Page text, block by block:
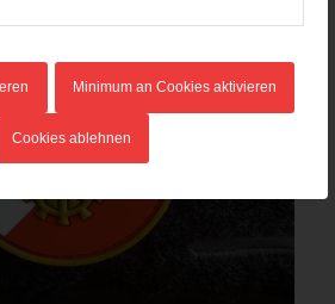
Minimum an Cookies aktivieren
Cookies ablehnen